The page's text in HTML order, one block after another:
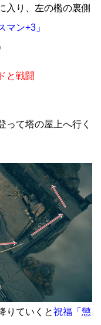
入り、左の檻の裏側
マン+3」
と戦闘
って塔の屋上へ行く
りていくと祝福「懲